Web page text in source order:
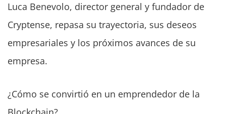
Luca Benevolo, director general y fundador de
Cryptense, repasa su trayectoria, sus deseos
empresariales y los próximos avances de su
empresa.
¿Cómo se convirtió en un emprendedor de la